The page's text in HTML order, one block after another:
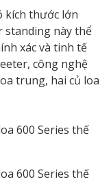
kích thước lớn
standing này thể
xác và tinh tế
công nghệ
trung, hai củ loa